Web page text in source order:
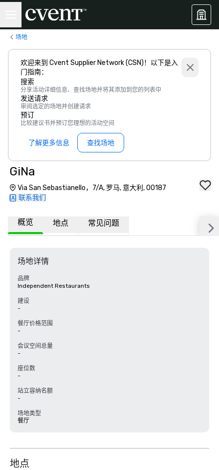
场地
欢迎来到 Cvent Supplier Network (CSN)！以下是入
门指南：
搜索
分享活动详细信息、查找场地并将其添加到您的列表中
发送请求
审阅选定的场地并创建请求
预订
比较建议书并预订您理想的活动空间
了解更多信息 查找场地
GiNa
Via San Sebastianello，7/A, 罗马, 意大利, 00187
联系我们
概览 地点 常见问题
场地详情
品牌
Independent Restaurants
建设
-
餐厅价格范围
-
会议空间总量
-
座位数
-
站立容纳名额
-
场地类型
餐厅
地点